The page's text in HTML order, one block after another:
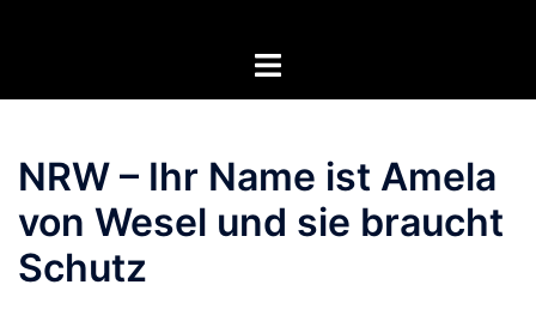
Menü
NRW – Ihr Name ist Amela
von Wesel und sie braucht
Schutz